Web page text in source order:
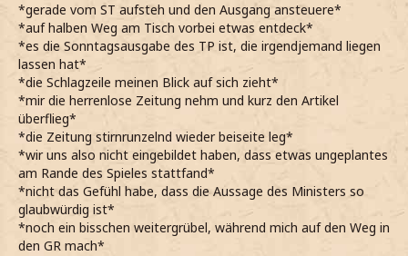
*gerade vom ST aufsteh und den Ausgang ansteuere*
*auf halben Weg am Tisch vorbei etwas entdeck*
*es die Sonntagsausgabe des TP ist, die irgendjemand liegen
lassen hat*
*die Schlagzeile meinen Blick auf sich zieht*
*mir die herrenlose Zeitung nehm und kurz den Artikel
überflieg*
*die Zeitung stirnrunzelnd wieder beiseite leg*
*wir uns also nicht eingebildet haben, dass etwas ungeplantes
am Rande des Spieles stattfand*
*nicht das Gefühl habe, dass die Aussage des Ministers so
glaubwürdig ist*
*noch ein bisschen weitergrübel, während mich auf den Weg in
den GR mach*